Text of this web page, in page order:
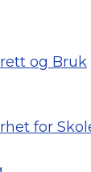
og Bruk
for